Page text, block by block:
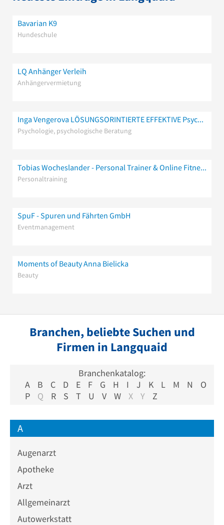
Bavarian K9
Hundeschule
LQ Anhänger Verleih
Anhängervermietung
Inga Vengerova LÖSUNGSORINTIERTE EFFEKTIVE Psychologische Beratung
Psychologie, psychologische Beratung
Tobias Wocheslander - Personal Trainer & Online Fitness Coach
Personaltraining
SpuF - Spuren und Fährten GmbH
Eventmanagement
Moments of Beauty Anna Bielicka
Beauty
Branchen, beliebte Suchen und
Firmen in Langquaid
Branchenkatalog:
A
B C D E F G H I J K L M N
O
P
Q R S T U V W X Y Z
A
Augenarzt
Apotheke
Arzt
Allgemeinarzt
Autowerkstatt